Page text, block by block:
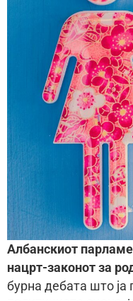
Албанскиот
нацрт-законот за
бурна дебата што ја